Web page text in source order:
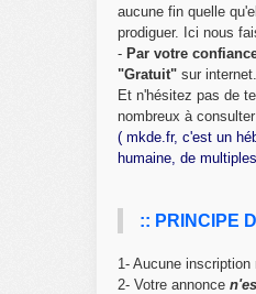
aucune fin quelle
prodiguer. Ici nous
- Par votre
"Gratuit" sur internet.
Et n'hésitez pas de
nombreux à
( mkde.fr, c'est un
humaine, de
:: PRINCIPE
1- Aucune
2- Votre annonce